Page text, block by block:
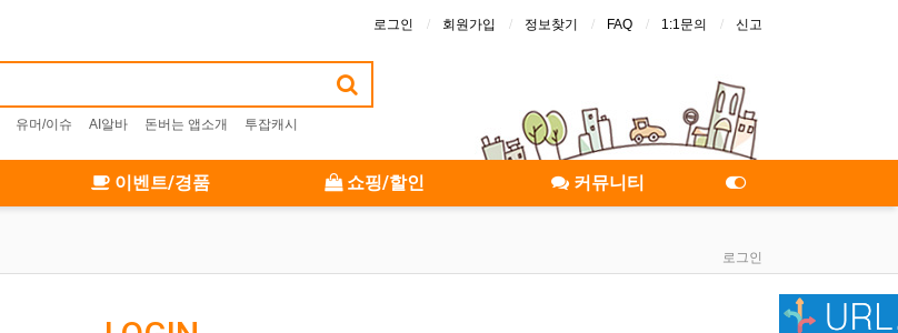
로그인 회원가입 정보찾기 FAQ 1:1문의 신고
유머/이슈 AI알바 돈버는 앱소개 투잡캐시
이벤트/경품 쇼핑/할인 커뮤니티
로그인